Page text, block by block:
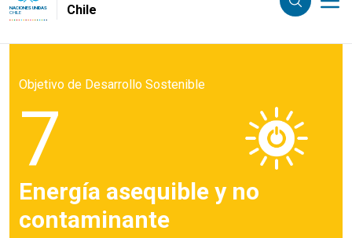
NACIONES UNIDAS
CHILE
Chile
Objetivo de Desarrollo Sostenible
7
Energía asequible y no
contaminante